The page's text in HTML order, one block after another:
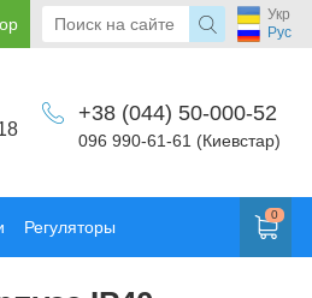
Укр
Рус
+38 (044) 50-000-52
096 990-61-61 (Киевстар)
Регуляторы
0